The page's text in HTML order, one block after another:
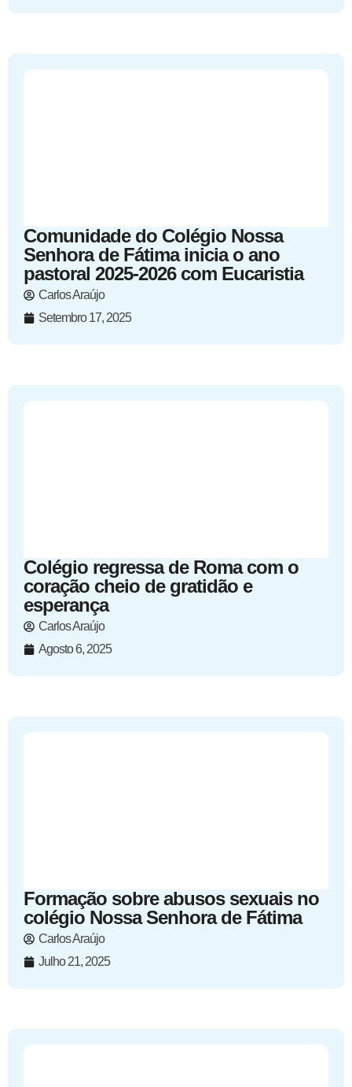
Comunidade do Colégio Nossa
Senhora de Fátima inicia o ano
pastoral 2025-2026 com Eucaristia
Carlos Araújo
Setembro 17, 2025
Colégio regressa de Roma com o
coração cheio de gratidão e
esperança
Carlos Araújo
Agosto 6, 2025
Formação sobre abusos sexuais no
colégio Nossa Senhora de Fátima
Carlos Araújo
Julho 21, 2025